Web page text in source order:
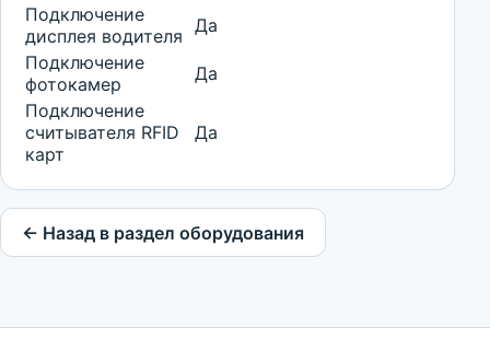
Подключение
дисплея водителя
Да
Подключение
фотокамер
Да
Подключение
считывателя RFID
карт
Да
← Назад в раздел оборудования